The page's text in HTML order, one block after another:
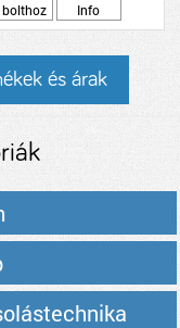
bolthoz
Info
és árak